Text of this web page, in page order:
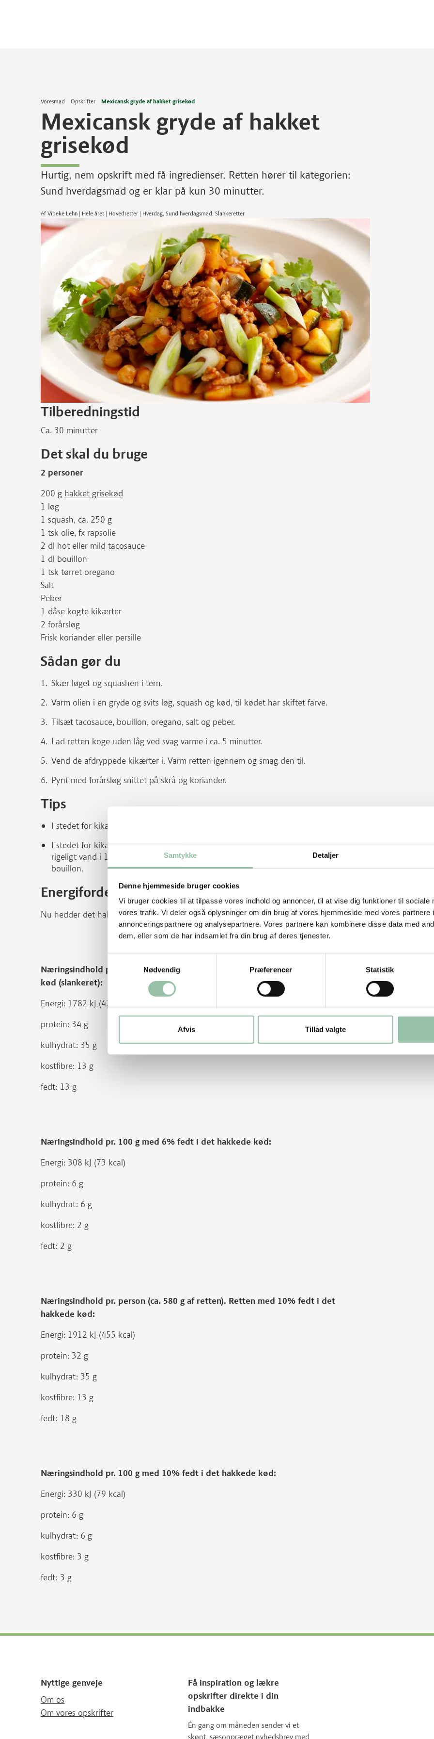
Samtykke Detaljer
Denne hjemmeside bruger cookies
Vi bruger cookies til at tilpasse vores indhold og annoncer, til at vise dig funktioner til sociale
vores trafik. Vi deler også oplysninger om din brug af vores hjemmeside med vores partnere
annonceringspartnere og analysepartnere. Vores partnere kan kombinere disse data med
dem, eller som de har indsamlet fra din brug af deres tjenester.
Nødvendig
Præferencer Statistik
Afvis Tillad valgte
Voresmad Opskrifter Mexicansk gryde af hakket grisekød
Mexicansk gryde af hakket
grisekød
Hurtig, nem opskrift med få ingredienser. Retten hører til kategorien:
Sund hverdagsmad og er klar på kun 30 minutter.
Af Vibeke Lehn | Hele året | Hovedretter | Hverdag, Sund hverdagsmad, Slankeretter
Tilberedningstid
Ca. 30 minutter
Det skal du bruge
2 personer
200 g hakket grisekød
1 løg
1 squash, ca. 250 g
1 tsk olie, fx rapsolie
2 dl hot eller mild tacosauce
1 dl bouillon
1 tsk tørret oregano
Salt
Peber
1 dåse kogte kikærter
2 forårsløg
Frisk koriander eller persille
Sådan gør du
Skær løget og squashen i tern.
Varm olien i en gryde og svits løg, squash og kød, til kødet har skiftet farve.
Tilsæt tacosauce, bouillon, oregano, salt og peber.
Lad retten koge uden låg ved svag varme i ca. 5 minutter.
Vend de afdryppede kikærter i. Varm retten igennem og smag den til.
Pynt med forårsløg snittet på skrå og koriander.
Tips
I stedet for kikærter kan der bruges 300 g kogte kartofler.
I stedet for kikærter på dåse kan der bruges tørrede kikærter. De sættes i blød i
rigeligt vand i 10-12 timer i køleskab. De kommes direkte i retten sammen med
bouillon.
Energifordeling
Nu hedder det hakket grisekød. Før hed udskæringen hakket svinekød.
Næringsindhold pr. person (ca. 580 g af retten). Retten med 6% fedt i det hakkede
kød (slankeret):
Energi: 1782 kJ (424 kcal)
protein: 34 g
kulhydrat: 35 g
kostfibre: 13 g
fedt: 13 g
Næringsindhold pr. 100 g med 6% fedt i det hakkede kød:
Energi: 308 kJ (73 kcal)
protein: 6 g
kulhydrat: 6 g
kostfibre: 2 g
fedt: 2 g
Næringsindhold pr. person (ca. 580 g af retten). Retten med 10% fedt i det
hakkede kød:
Energi: 1912 kJ (455 kcal)
protein: 32 g
kulhydrat: 35 g
kostfibre: 13 g
fedt: 18 g
Næringsindhold pr. 100 g med 10% fedt i det hakkede kød:
Energi: 330 kJ (79 kcal)
protein: 6 g
kulhydrat: 6 g
kostfibre: 3 g
fedt: 3 g
Nyttige genveje
Om os
Om vores opskrifter
Få inspiration og lækre
opskrifter direkte i din
indbakke
Én gang om måneden sender vi et
skønt, sæsonpræget nyhedsbrev med